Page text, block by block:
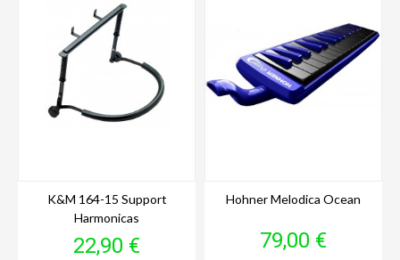
K&M 164-15 Support
Harmonicas
Prix
22,90 €
Hohner Melodica Ocean
Prix
79,00 €